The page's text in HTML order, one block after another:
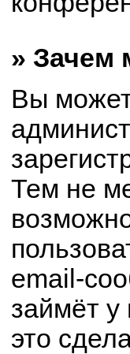
» Зачем
Вы
Тем не
email-
займёт у
это